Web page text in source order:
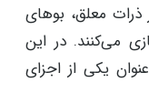
معلق، بوهای
می‌کنند. در این
یکی از اجزای